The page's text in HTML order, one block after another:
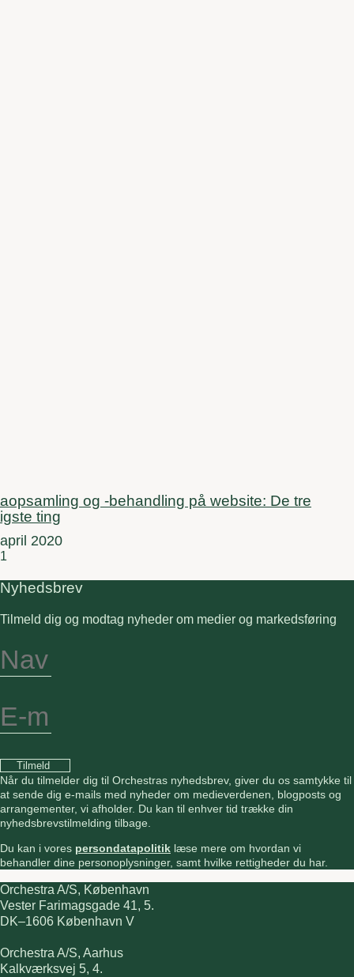
og -behandling på website: De tre
ting
2020
Nyhedsbrev
Tilmeld dig og modtag nyheder om medier og markedsføring
Tilmeld
Når du tilmelder dig til Orchestras nyhedsbrev, giver du os samtykke til
at sende dig e-mails med nyheder om medieverdenen, blogposts og
arrangementer, vi afholder. Du kan til enhver tid trække din
nyhedsbrevstilmelding tilbage.
Du kan i vores persondatapolitik læse mere om hvordan vi
behandler dine personoplysninger, samt hvilke rettigheder du har.
Orchestra A/S, København
Vester Farimagsgade 41, 5.
DK–1606 København V
Orchestra A/S, Aarhus
Kalkværksvej 5, 4.